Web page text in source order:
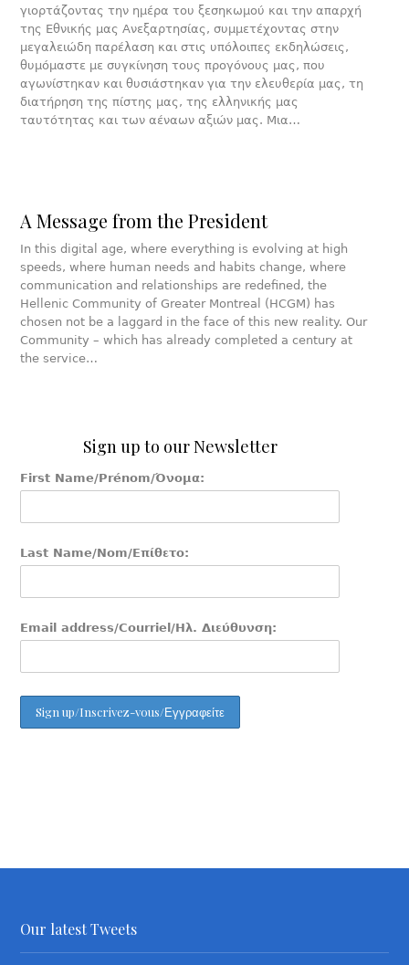
γιορτάζοντας την ημέρα του ξεσηκωμού και την απαρχή
της Εθνικής μας Ανεξαρτησίας, συμμετέχοντας στην
μεγαλειώδη παρέλαση και στις υπόλοιπες εκδηλώσεις,
θυμόμαστε με συγκίνηση τους προγόνους μας, που
αγωνίστηκαν και θυσιάστηκαν για την ελευθερία μας, τη
διατήρηση της πίστης μας, της ελληνικής μας
ταυτότητας και των αέναων αξιών μας. Μια…
A Message from the President
In this digital age, where everything is evolving at high
speeds, where human needs and habits change, where
communication and relationships are redefined, the
Hellenic Community of Greater Montreal (HCGM) has
chosen not be a laggard in the face of this new reality. Our
Community – which has already completed a century at
the service…
Sign up to our Newsletter
First Name/Prénom/Όνομα:
Last Name/Nom/Επίθετο:
Email address/Courriel/Ηλ. Διεύθυνση:
Our latest Tweets